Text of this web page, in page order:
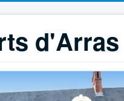
d'Arras